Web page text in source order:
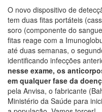
O novo dispositivo de
tem duas fitas portáteis
soro (componente do
fitas reage com a
até duas semanas, o
identificando infecções
nesse exame, os
em qualquer fase da
pela Anvisa, o fabricante
Ministério da Saúde para